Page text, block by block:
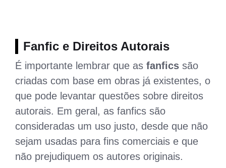
Fanfic e Direitos Autorais
É importante lembrar que as fanfics são
criadas com base em obras já existentes, o
que pode levantar questões sobre direitos
autorais. Em geral, as fanfics são
consideradas um uso justo, desde que não
sejam usadas para fins comerciais e que
não prejudiquem os autores originais.